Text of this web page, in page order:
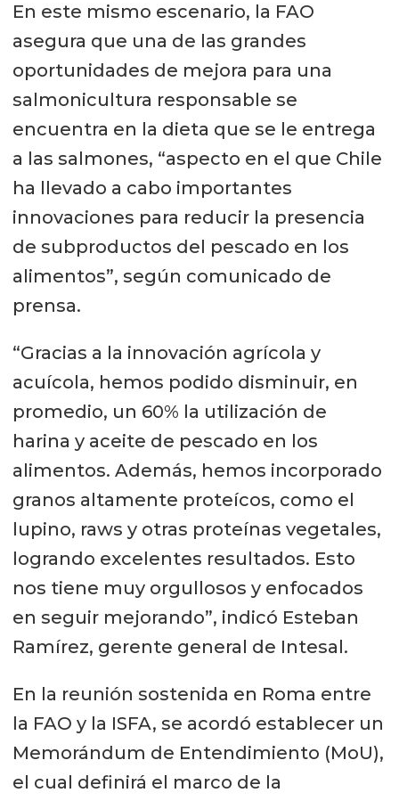
En este mismo escenario, la FAO
asegura que una de las grandes
oportunidades de mejora para una
salmonicultura responsable se
encuentra en la dieta que se le entrega
a las salmones, “aspecto en el que Chile
ha llevado a cabo importantes
innovaciones para reducir la presencia
de subproductos del pescado en los
alimentos”, según comunicado de
prensa.
“Gracias a la innovación agrícola y
acuícola, hemos podido disminuir, en
promedio, un 60% la utilización de
harina y aceite de pescado en los
alimentos. Además, hemos incorporado
granos altamente proteícos, como el
lupino, raws y otras proteínas vegetales,
logrando excelentes resultados. Esto
nos tiene muy orgullosos y enfocados
en seguir mejorando”, indicó Esteban
Ramírez, gerente general de Intesal.
En la reunión sostenida en Roma entre
la FAO y la ISFA, se acordó establecer un
Memorándum de Entendimiento (MoU),
el cual definirá el marco de la